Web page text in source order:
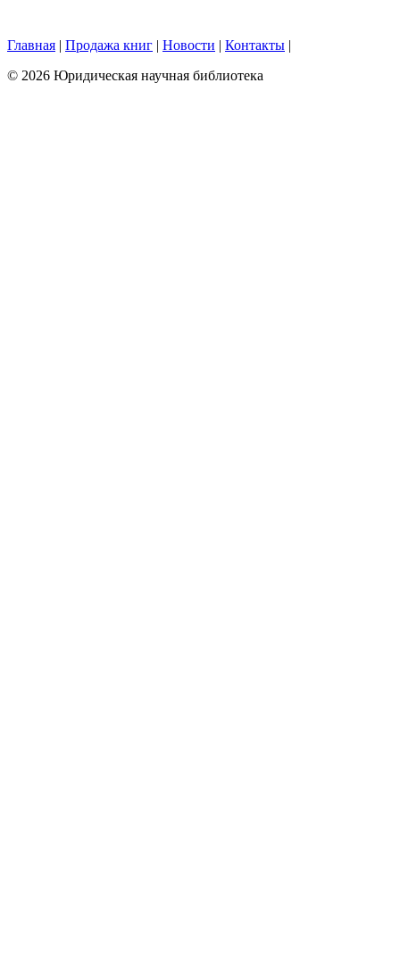
Главная | Продажа книг | Новости | Контакты |
© 2026 Юридическая научная библиотека